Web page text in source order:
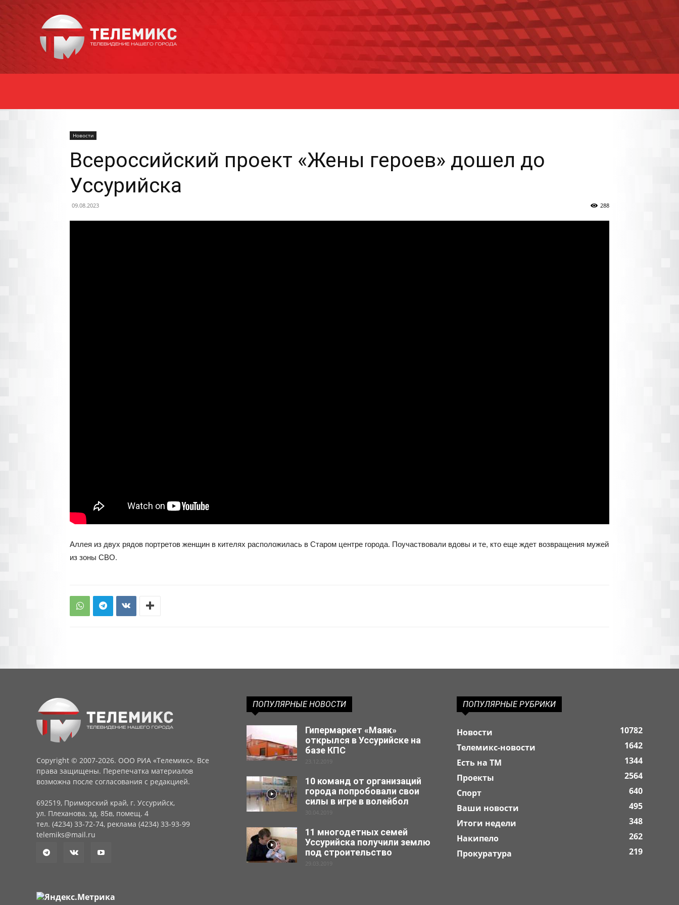
Уссурийска
Новости
Всероссийский проект «Жены героев» дошел до
Уссурийска
09.08.2023 288
Аллея из двух рядов портретов женщин в кителях расположилась в Старом центре города. Поучаствовали вдовы и те, кто еще ждет возвращения мужей
из зоны СВО.
Copyright © 2007-2026. ООО РИА «Телемикс». Все
права защищены. Перепечатка материалов
возможна после согласования с редакцией.
692519, Приморский край, г. Уссурийск,
ул. Плеханова, зд. 85в, помещ. 4
тел. (4234) 33-72-74, реклама (4234) 33-93-99
telemiks@mail.ru
ПОПУЛЯРНЫЕ НОВОСТИ
Гипермаркет «Маяк»
открылся в Уссурийске на
базе КПС
23.12.2019
10 команд от организаций
города попробовали свои
силы в игре в волейбол
30.04.2019
11 многодетных семей
Уссурийска получили землю
под строительство
29.03.2019
ПОПУЛЯРНЫЕ РУБРИКИ
Новости
10782
Телемикс-новости
1642
Есть на ТМ
1344
Проекты
2564
Спорт
640
Ваши новости
495
Итоги недели
348
Накипело
262
Прокуратура
219